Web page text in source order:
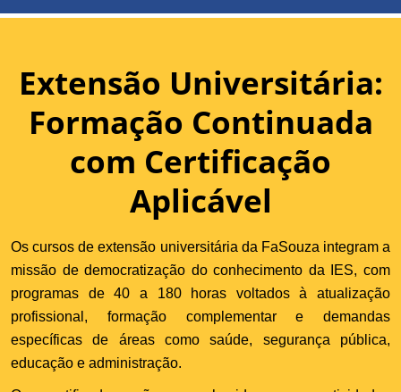
Extensão Universitária:
Formação Continuada
com Certificação
Aplicável
Os cursos de extensão universitária da FaSouza integram a
missão de democratização do conhecimento da IES, com
programas de 40 a 180 horas voltados à atualização
profissional, formação complementar e demandas
específicas de áreas como saúde, segurança pública,
educação e administração.